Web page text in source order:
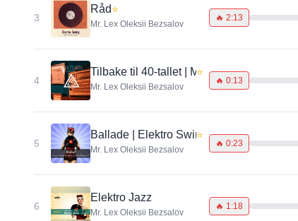
3
Råd⭐
Mr. Lex Oleksii Bezsalov
🔥 2:13
4
Tilbake til 40-tallet | Morsom Electro Swing
⭐
Mr. Lex Oleksii Bezsalov
🔥 0:13
5
Ballade | Elektro Swing | Kul
⭐
Mr. Lex Oleksii Bezsalov
🔥 0:23
6
Elektro Jazz
Mr. Lex Oleksii Bezsalov
🔥 1:18